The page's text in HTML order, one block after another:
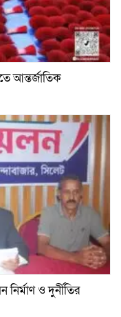
আন্তর্জাতিক
ও দুর্নীতির